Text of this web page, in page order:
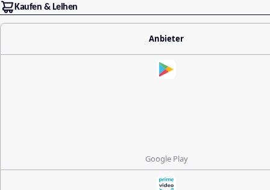
Kaufen & Leihen
Anbieter
Google Play